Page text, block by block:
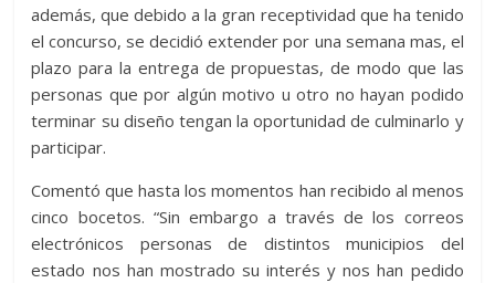
además, que debido a la gran receptividad que ha tenido
el concurso, se decidió extender por una semana mas, el
plazo para la entrega de propuestas, de modo que las
personas que por algún motivo u otro no hayan podido
terminar su diseño tengan la oportunidad de culminarlo y
participar.
Comentó que hasta los momentos han recibido al menos
cinco bocetos. “Sin embargo a través de los correos
electrónicos personas de distintos municipios del
estado nos han mostrado su interés y nos han pedido